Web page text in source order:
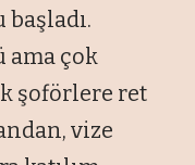
ama çok
şoförlere ret
vize